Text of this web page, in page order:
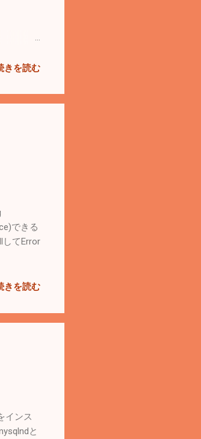
-a
きを読む
できる
してError
きを読む
インス
と